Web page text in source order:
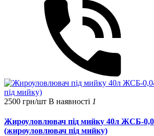
2500 грн/шт В наявності 1
Жироуловлювач під мийку 40л ЖСБ-
(жироуловлювач під мийку)